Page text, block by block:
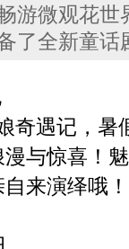
游微观花世
了全新童话
奇遇记，暑
与惊喜！
来演绎哦